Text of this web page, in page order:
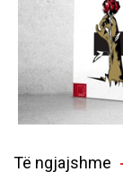
Të ngjajshme